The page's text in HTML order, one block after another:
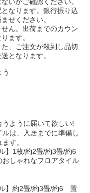
なります。銀行振り込
せください。
ん。出荷までのカウン
ます。
、ご注文が殺到し品切
となります。
ように届いて欲しい!
は、
入居までに準備し
す。
】1枚/約2畳/約3畳/約6
しゃれなフロアタイル
ル】約2畳/約3畳/約6 置